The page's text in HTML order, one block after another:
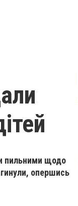
пильними щодо
опершись